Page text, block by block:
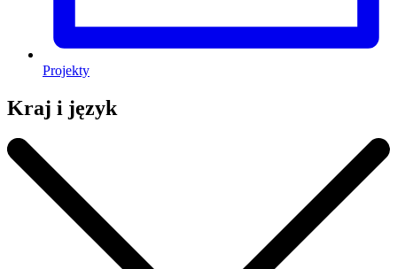
Projekty
Kraj i język